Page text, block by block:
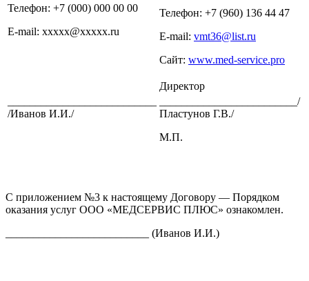
Телефон: +7 (000) 000 00 00
E-mail: ххххх@ххххх.ru
Телефон: +7 (960) 136 44 47
E-mail: vmt36@list.ru
Сайт: www.med-service.pro
Директор
/Иванов И.И./
_________________________/
Пластунов Г.В./
М.П.
С приложением №3 к настоящему Договору — Порядком
оказания услуг ООО «МЕДСЕРВИС ПЛЮС» ознакомлен.
__________________________ (Иванов И.И.)